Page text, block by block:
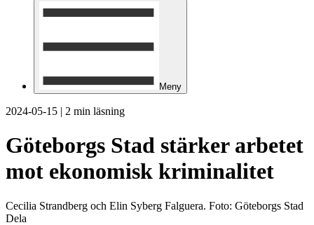
Meny
2024-05-15 | 2 min läsning
Göteborgs Stad stärker arbetet
mot ekonomisk kriminalitet
Cecilia Strandberg och Elin Syberg Falguera. Foto: Göteborgs Stad
Dela